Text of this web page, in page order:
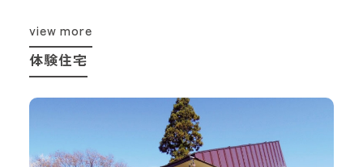
view more
体験住宅